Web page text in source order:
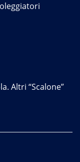
Altri “Scalone”